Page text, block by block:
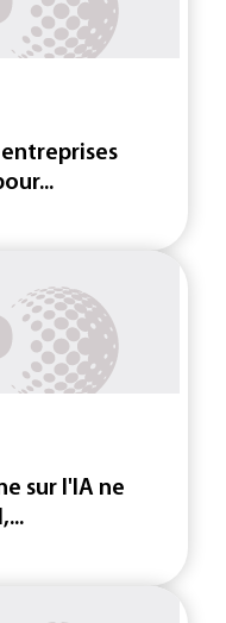
sur l'IA ne